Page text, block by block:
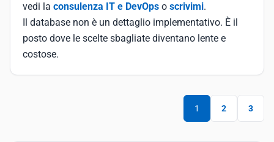
vedi la consulenza IT e DevOps o scrivimi.
Il database non è un dettaglio implementativo. È il
posto dove le scelte sbagliate diventano lente e
costose.
1 2 3